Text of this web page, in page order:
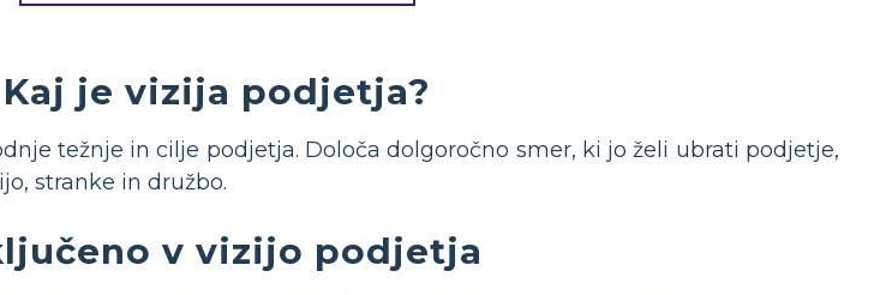
Kaj je vizija podjetja?
težnje in cilje podjetja. Določa dolgoročno smer, ki jo želi ubrati podjetje,
stranke in družbo.
v vizijo podjetja